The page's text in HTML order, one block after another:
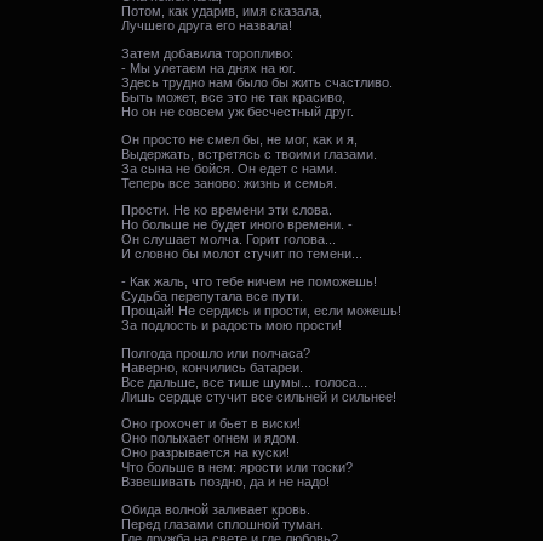
Потом, как ударив, имя сказала,
Лучшего друга его назвала!
Затем добавила торопливо:
- Мы улетаем на днях на юг.
Здесь трудно нам было бы жить счастливо.
Быть может, все это не так красиво,
Но он не совсем уж бесчестный друг.
Он просто не смел бы, не мог, как и я,
Выдержать, встретясь с твоими глазами.
За сына не бойся. Он едет с нами.
Теперь все заново: жизнь и семья.
Прости. Не ко времени эти слова.
Но больше не будет иного времени. -
Он слушает молча. Горит голова...
И словно бы молот стучит по темени...
- Как жаль, что тебе ничем не поможешь!
Судьба перепутала все пути.
Прощай! Не сердись и прости, если можешь!
За подлость и радость мою прости!
Полгода прошло или полчаса?
Наверно, кончились батареи.
Все дальше, все тише шумы... голоса...
Лишь сердце стучит все сильней и сильнее!
Оно грохочет и бьет в виски!
Оно полыхает огнем и ядом.
Оно разрывается на куски!
Что больше в нем: ярости или тоски?
Взвешивать поздно, да и не надо!
Обида волной заливает кровь.
Перед глазами сплошной туман.